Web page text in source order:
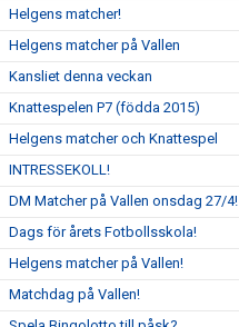
Helgens matcher!
Helgens matcher på Vallen
Kansliet denna veckan
Knattespelen P7 (födda 2015)
Helgens matcher och Knattespel
INTRESSEKOLL!
DM Matcher på Vallen onsdag 27/4!
Dags för årets Fotbollsskola!
Helgens matcher på Vallen!
Matchdag på Vallen!